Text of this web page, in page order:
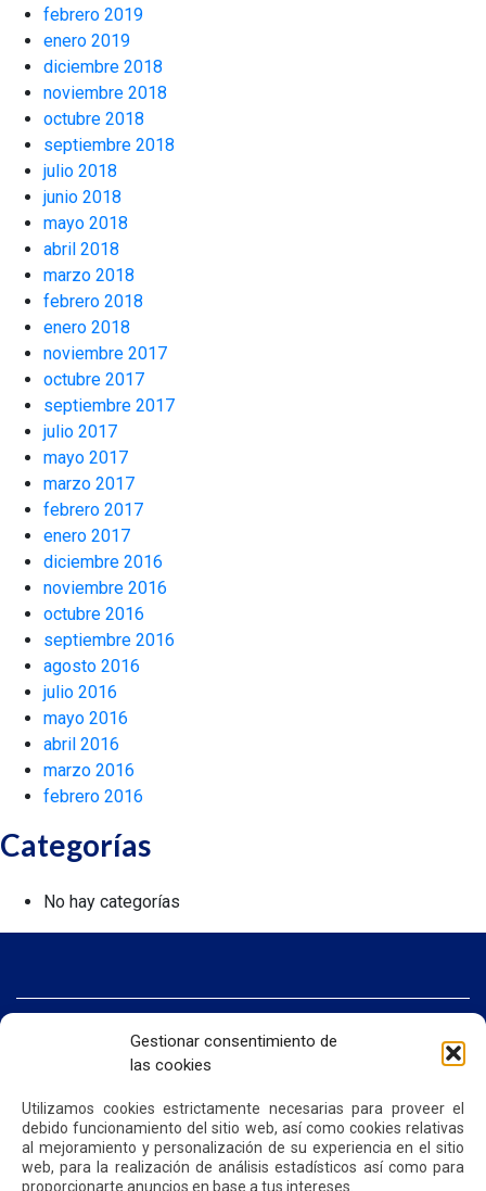
Gestionar consentimiento de
las cookies
Utilizamos cookies estrictamente necesarias para proveer el
debido funcionamiento del sitio web, así como cookies relativas
al mejoramiento y personalización de su experiencia en el sitio
web, para la realización de análisis estadísticos así como para
proporcionarte anuncios en base a tus intereses.
febrero 2019
enero 2019
diciembre 2018
noviembre 2018
octubre 2018
septiembre 2018
julio 2018
junio 2018
mayo 2018
abril 2018
marzo 2018
febrero 2018
enero 2018
noviembre 2017
octubre 2017
septiembre 2017
julio 2017
mayo 2017
marzo 2017
febrero 2017
enero 2017
diciembre 2016
noviembre 2016
octubre 2016
septiembre 2016
agosto 2016
julio 2016
mayo 2016
abril 2016
marzo 2016
febrero 2016
Categorías
No hay categorías
SOMOS QUIPORT
SOSTENIBILIDAD
CONTÁCTENOS
POLÍTICA DE PRIVACIDADPOLÍTICA DE COOKIES